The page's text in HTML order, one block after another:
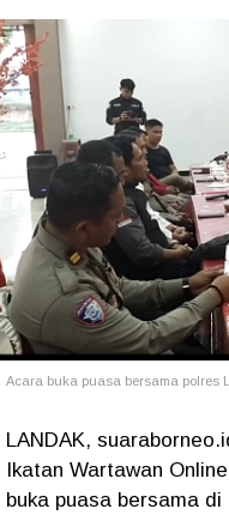
Acara buka puasa bersama polres
LANDAK,
Ikatan Wartawan
buka puasa bersama